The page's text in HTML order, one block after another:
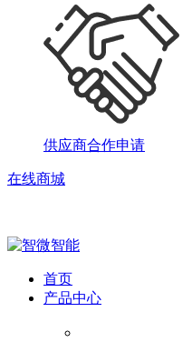
供应商合作申请
在线商城
首页
产品中心